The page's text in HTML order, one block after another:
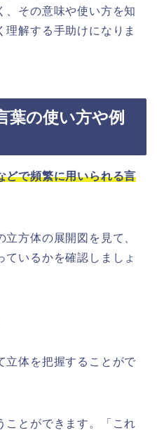
、その意味や使い方を知
理解する手助けになりま
葉の使い方や例
どで頻繁に用いられる言
方体の展開図を見て、
ているかを確認しましょ
立体を把握することがで
ことができます。「これ